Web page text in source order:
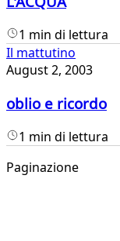
1 min di lettura
Il mattutino
August 2, 2003
oblio e ricordo
1 min di lettura
Paginazione